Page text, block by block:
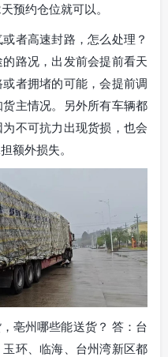
预约仓位就可以。
者高速封路，怎么处理？
路况，出发前会提前看天
者拥堵的可能，会提前调
主情况。另外所有车辆都
不可抗力出现货损，也会
额外损失。
亳州哪些能送货？ 答：台
环、临海、台州湾新区都